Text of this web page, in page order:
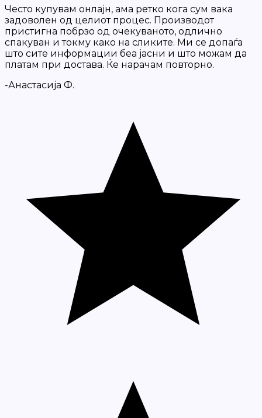
Често купувам онлајн, ама ретко кога сум вака
задоволен од целиот процес. Производот
пристигна побрзо од очекуваното, одлично
спакуван и токму како на сликите. Ми се допаѓа
што сите информации беа јасни и што можам да
платам при достава. Ќе нарачам повторно.
-Анастасија Ф.